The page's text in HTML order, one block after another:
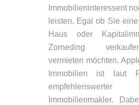
Immobilieninteressent
leisten. Egal ob Sie
Haus oder
Zorneding
vermieten möchten.
Immobilien ist laut
empfehlenswerter
Immobilienmakler.